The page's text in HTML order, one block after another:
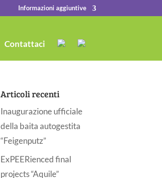
Informazioni aggiuntive
Contattaci
Articoli recenti
Inaugurazione ufficiale
della baita autogestita
“Feigenputz”
ExPEERienced final
projects “Aquile”